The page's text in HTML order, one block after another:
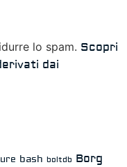
lo spam. Scopri
dai
bash boltdb Borg